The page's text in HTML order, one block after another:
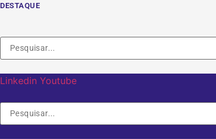
Vai
contenuto
DESTAQUE
Linkedin Youtube